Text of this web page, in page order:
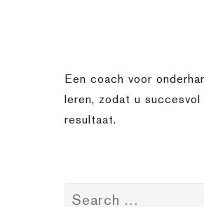
Een coach voor
leren, zodat u
resultaat.